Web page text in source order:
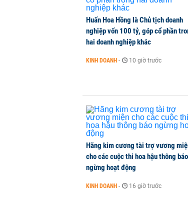
KINH DOANH 1 phút trước
Quy mô quỹ PYN Elite
CHỨNG KHOÁN
Phía sau một Đà
Huấn Hoa Hồng là Chủ tịch doanh
nghiệp vốn 100 tỷ, góp cổ phần
hai doanh nghiệp khác
KINH DOANH - 10 giờ trước
Hãng kim cương tài trợ vương
cho các cuộc thi hoa hậu thông báo
ngừng hoạt động
KINH DOANH - 16 giờ trước